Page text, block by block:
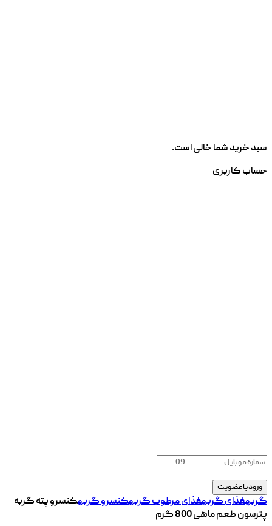
سبد خرید شما خالی است.
حساب کاربری
گربهغذای گربهغذای مرطوب گربهکنسرو گربهکنسرو پته گربه
پترسون طعم ماهی 800 گرم